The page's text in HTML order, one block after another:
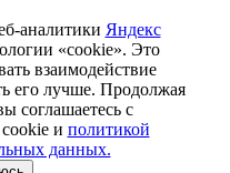
аналитики Яндекс
«cookie». Это
взаимодействие
его лучше. Продолжая
соглашаетесь с
и политикой
данных.